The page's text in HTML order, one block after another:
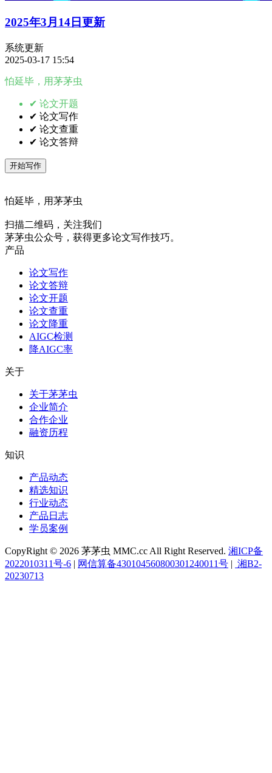
2025年3月14日更新
系统更新
2025-03-17 15:54
怕延毕，用茅茅虫
✔ 论文开题
✔ 论文写作
✔ 论文查重
✔ 论文答辩
开始写作
怕延毕，用茅茅虫
扫描二维码，关注我们
茅茅虫公众号，获得更多论文写作技巧。
产品
论文写作
论文答辩
论文开题
论文查重
论文降重
AIGC检测
降AIGC率
关于
关于茅茅虫
企业简介
合作企业
融资历程
知识
产品动态
精选知识
行业动态
产品日志
学员案例
CopyRight © 2026 茅茅虫 MMC.cc All Right Reserved. 湘ICP备
2022010311号-6 | 网信算备430104560800301240011号 | 湘B2-
20230713